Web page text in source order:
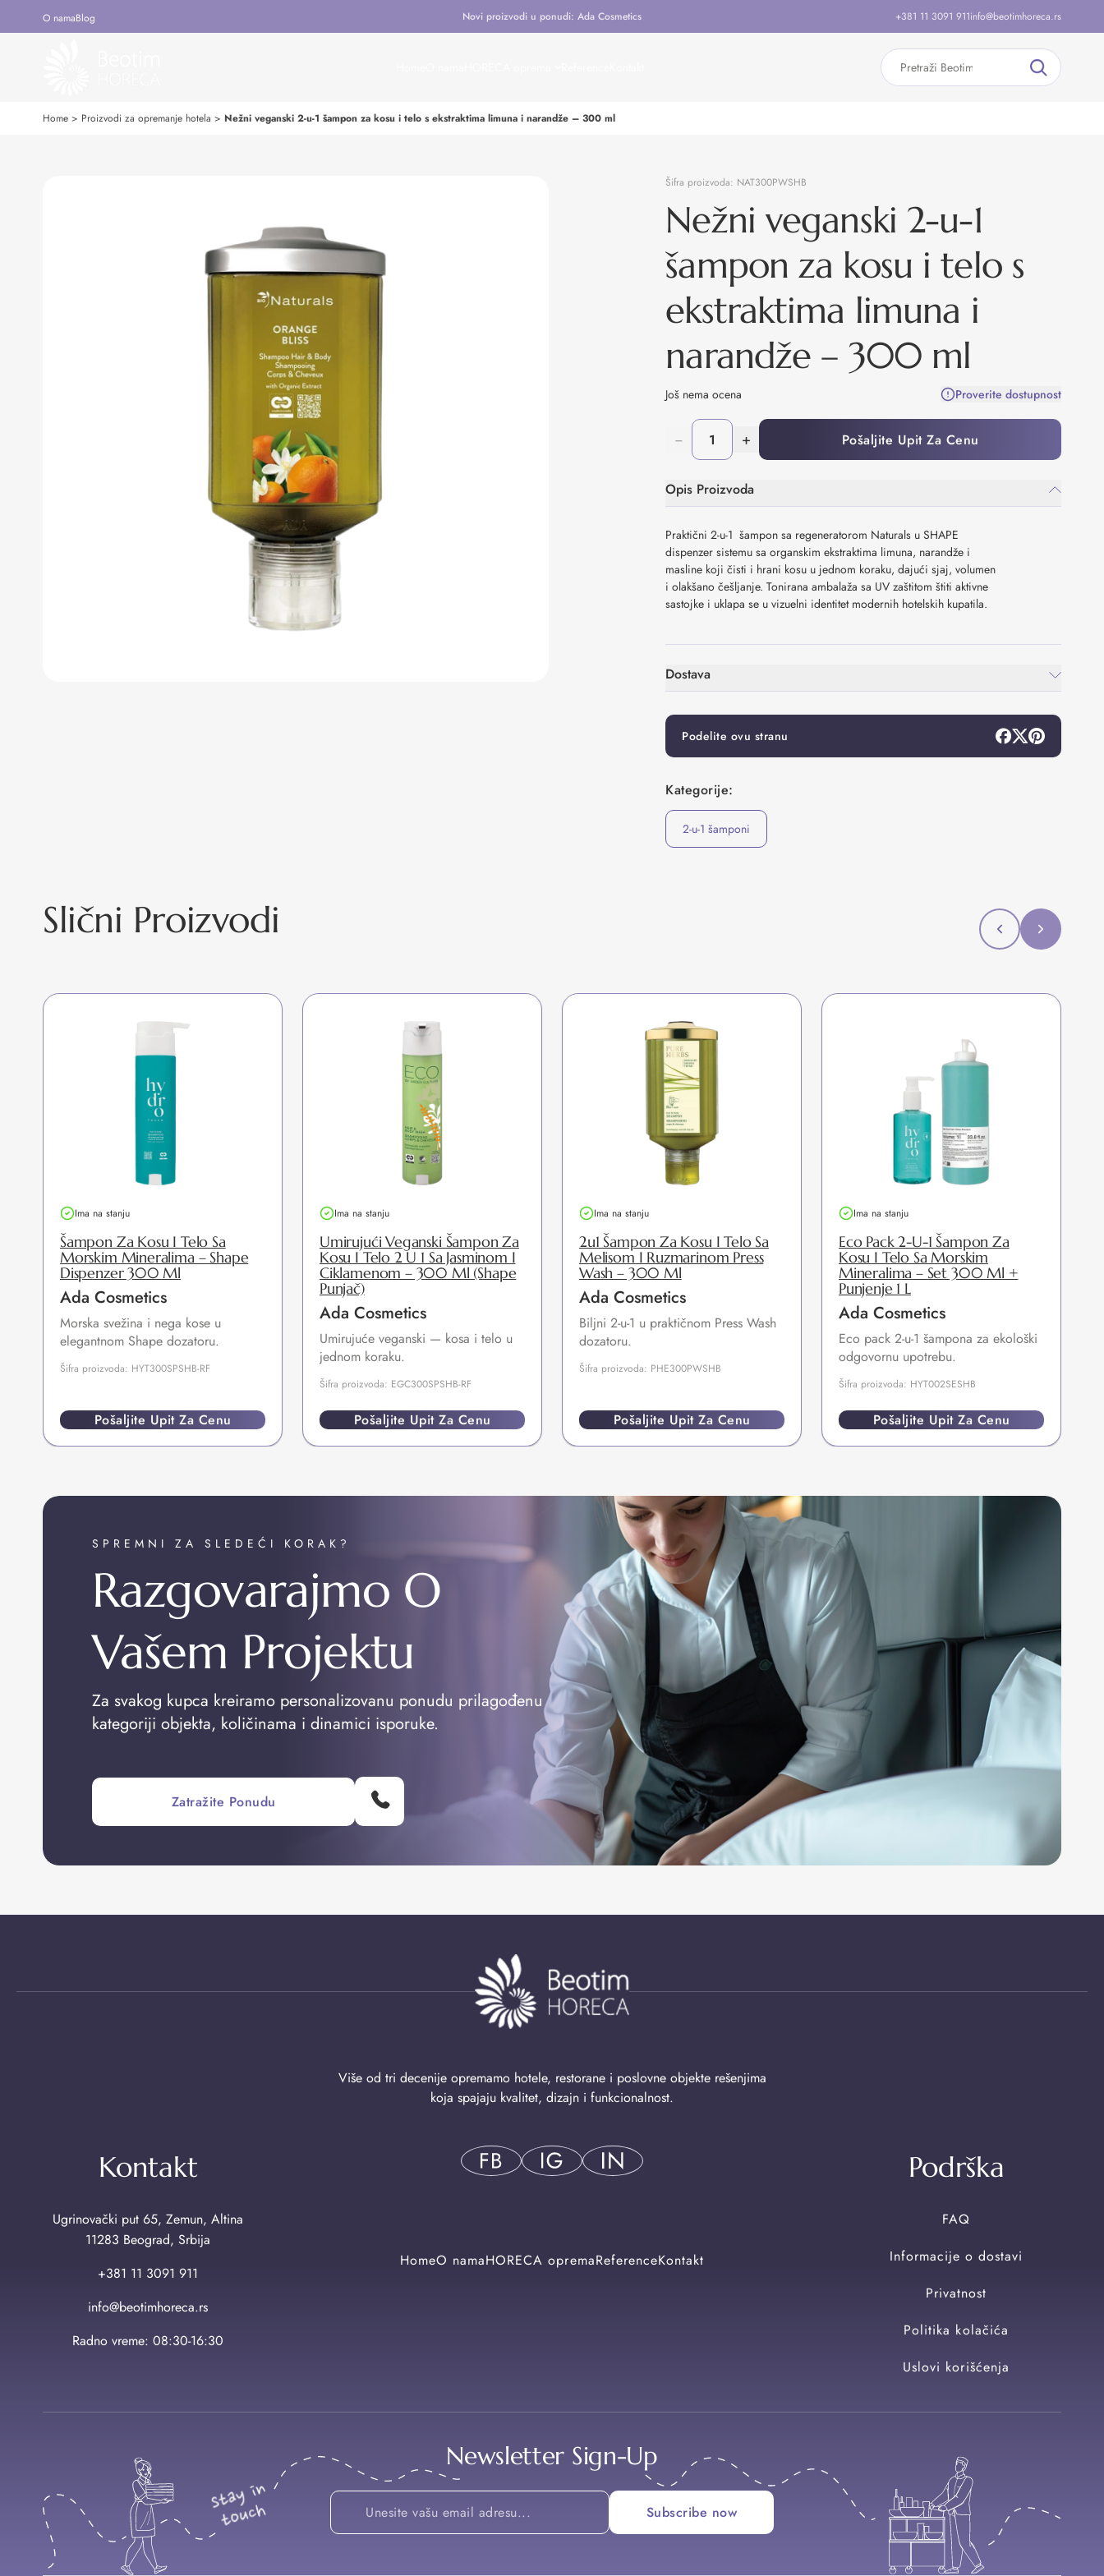
O namaBlog Novi proizvodi u ponudi: Ada Cosmetics +381 11 3091 911info@beotimhoreca.rs
Home > Proizvodi za opremanje hotela > Nežni veganski 2-u-1 šampon za kosu i telo s ekstraktima limuna i narandže – 300 ml
Šifra proizvoda: NAT300PWSHB
Nežni veganski 2-u-1
šampon za kosu i telo s
ekstraktima limuna i
narandže – 300 ml
Još nema ocena Proverite dostupnost
− + Pošaljite Upit Za Cenu
Opis Proizvoda
Praktični 2-u-1 šampon sa regeneratorom Naturals u SHAPE
dispenzer sistemu sa organskim ekstraktima limuna, narandže i
masline koji čisti i hrani kosu u jednom koraku, dajući sjaj, volumen
i olakšano češljanje. Tonirana ambalaža sa UV zaštitom štiti aktivne
sastojke i uklapa se u vizuelni identitet modernih hotelskih kupatila.
limuna, narandže i masline
Veganska formula bez parabena, silikona i veštačkih boja
Jedan proizvod kombinuje čišćenje i kondicioniranje, smanjuje broj
Dostava
Podelite ovu stranu
Kategorije:
2-u-1 šamponi
Slični Proizvodi
Ima na stanju
Šampon Za Kosu I Telo Sa
Morskim Mineralima – Shape
Dispenzer 300 Ml
Ada Cosmetics
Morska svežina i nega kose u
elegantnom Shape dozatoru.
Šifra proizvoda: HYT300SPSHB-RF
Pošaljite Upit Za Cenu
Ima na stanju
Umirujući Veganski Šampon Za
Kosu I Telo 2 U 1 Sa Jasminom I
Ciklamenom – 300 Ml (Shape
Punjač)
Ada Cosmetics
Umirujuće veganski — kosa i telo u
jednom koraku.
Šifra proizvoda: EGC300SPSHB-RF
Pošaljite Upit Za Cenu
Ima na stanju
2u1 Šampon Za Kosu I Telo Sa
Melisom I Ruzmarinom Press
Wash – 300 Ml
Ada Cosmetics
Biljni 2-u-1 u praktičnom Press Wash
dozatoru.
Šifra proizvoda: PHE300PWSHB
Pošaljite Upit Za Cenu
Ima na stanju
Eco Pack 2-U-1 Šampon Za
Kosu I Telo Sa Morskim
Mineralima – Set 300 Ml +
Punjenje 1 L
Ada Cosmetics
Eco pack 2-u-1 šampona za ekološki
odgovornu upotrebu.
Šifra proizvoda: HYT002SESHB
Pošaljite Upit Za Cenu
SPREMNI ZA SLEDEĆI KORAK?
Razgovarajmo O
Vašem Projektu
Za svakog kupca kreiramo personalizovanu ponudu prilagođenu
kategoriji objekta, količinama i dinamici isporuke.
Zatražite Ponudu
Više od tri decenije opremamo hotele, restorane i poslovne objekte rešenjima
koja spajaju kvalitet, dizajn i funkcionalnost.
Kontakt
Ugrinovački put 65, Zemun, Altina
11283 Beograd, Srbija
+381 11 3091 911
info@beotimhoreca.rs
Radno vreme: 08:30-16:30
HomeO namaHORECA opremaReferenceKontakt
Podrška
FAQ
Informacije o dostavi
Privatnost
Politika kolačića
Uslovi korišćenja
Newsletter Sign-Up
*
*
Subscribe now